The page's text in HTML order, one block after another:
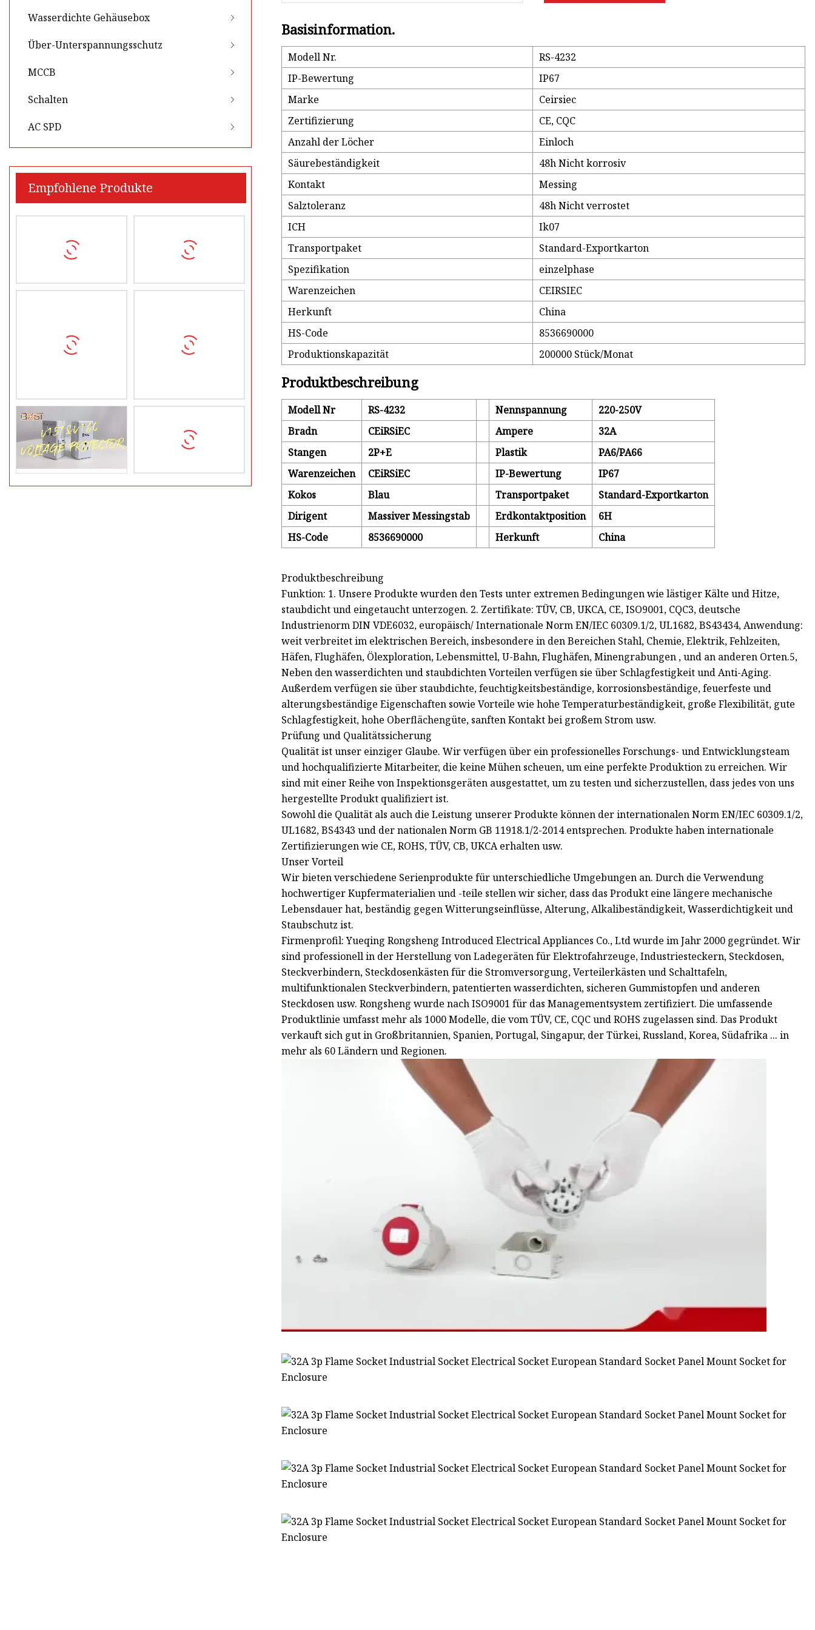
Wasserdichte Gehäusebox
Über-Unterspannungsschutz
MCCB
Schalten
AC SPD
Empfohlene Produkte
Basisinformation.
Modell Nr.
RS-4232
IP-Bewertung
IP67
Marke
Ceirsiec
Zertifizierung
CE, CQC
Anzahl der Löcher
Einloch
Säurebeständigkeit
48h Nicht korrosiv
Kontakt
Messing
Salztoleranz
48h Nicht verrostet
ICH
Ik07
Transportpaket
Standard-Exportkarton
Spezifikation
einzelphase
Warenzeichen
CEIRSIEC
Herkunft
China
HS-Code
8536690000
Produktionskapazität
200000 Stück/Monat
Produktbeschreibung
Modell Nr RS-4232 Nennspannung
220-250V
Bradn
CEiRSiEC Ampere
32A
Stangen
2P+E Plastik
PA6/PA66
Warenzeichen
CEiRSiEC IP-Bewertung
IP67
Kokos
Blau Transportpaket
Standard-Exportkarton
Dirigent
Massiver Messingstab Erdkontaktposition
6H
HS-Code
8536690000 Herkunft China
Produktbeschreibung
Funktion: 1. Unsere Produkte wurden den Tests unter extremen Bedingungen wie lästiger Kälte und Hitze,
staubdicht und eingetaucht unterzogen. 2. Zertifikate: TÜV, CB, UKCA, CE, ISO9001, CQC3, deutsche
Industrienorm DIN VDE6032, europäisch/ Internationale Norm EN/IEC 60309.1/2, UL1682, BS43434, Anwendung:
weit verbreitet im elektrischen Bereich, insbesondere in den Bereichen Stahl, Chemie, Elektrik, Fehlzeiten,
Häfen, Flughäfen, Ölexploration, Lebensmittel, U-Bahn, Flughäfen, Minengrabungen , und an anderen Orten.5,
Neben den wasserdichten und staubdichten Vorteilen verfügen sie über Schlagfestigkeit und Anti-Aging.
Außerdem verfügen sie über staubdichte, feuchtigkeitsbeständige, korrosionsbeständige, feuerfeste und
alterungsbeständige Eigenschaften sowie Vorteile wie hohe Temperaturbeständigkeit, große Flexibilität, gute
Schlagfestigkeit, hohe Oberflächengüte, sanften Kontakt bei großem Strom usw.
Prüfung und Qualitätssicherung
Qualität ist unser einziger Glaube. Wir verfügen über ein professionelles Forschungs- und Entwicklungsteam
und hochqualifizierte Mitarbeiter, die keine Mühen scheuen, um eine perfekte Produktion zu erreichen. Wir
sind mit einer Reihe von Inspektionsgeräten ausgestattet, um zu testen und sicherzustellen, dass jedes von uns
hergestellte Produkt qualifiziert ist.
Sowohl die Qualität als auch die Leistung unserer Produkte können der internationalen Norm EN/IEC 60309.1/2,
UL1682, BS4343 und der nationalen Norm GB 11918.1/2-2014 entsprechen. Produkte haben internationale
Zertifizierungen wie CE, ROHS, TÜV, CB, UKCA erhalten usw.
Unser Vorteil
Wir bieten verschiedene Serienprodukte für unterschiedliche Umgebungen an. Durch die Verwendung
hochwertiger Kupfermaterialien und -teile stellen wir sicher, dass das Produkt eine längere mechanische
Lebensdauer hat, beständig gegen Witterungseinflüsse, Alterung, Alkalibeständigkeit, Wasserdichtigkeit und
Staubschutz ist.
Firmenprofil: Yueqing Rongsheng Introduced Electrical Appliances Co., Ltd wurde im Jahr 2000 gegründet. Wir
sind professionell in der Herstellung von Ladegeräten für Elektrofahrzeuge, Industriesteckern, Steckdosen,
Steckverbindern, Steckdosenkästen für die Stromversorgung, Verteilerkästen und Schalttafeln,
multifunktionalen Steckverbindern, patentierten wasserdichten, sicheren Gummistopfen und anderen
Steckdosen usw. Rongsheng wurde nach ISO9001 für das Managementsystem zertifiziert. Die umfassende
Produktlinie umfasst mehr als 1000 Modelle, die vom TÜV, CE, CQC und ROHS zugelassen sind. Das Produkt
verkauft sich gut in Großbritannien, Spanien, Portugal, Singapur, der Türkei, Russland, Korea, Südafrika ... in
mehr als 60 Ländern und Regionen.